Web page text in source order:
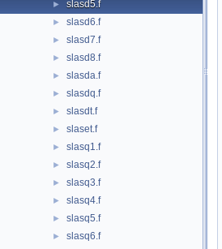
► slasd5.f
► slasd6.f
► slasd7.f
► slasd8.f
► slasda.f
► slasdq.f
► slasdt.f
► slaset.f
► slasq1.f
► slasq2.f
► slasq3.f
► slasq4.f
► slasq5.f
►
slasq6.f